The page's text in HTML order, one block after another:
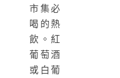
市集必
喝的熱
飲。紅
葡萄酒
或白葡